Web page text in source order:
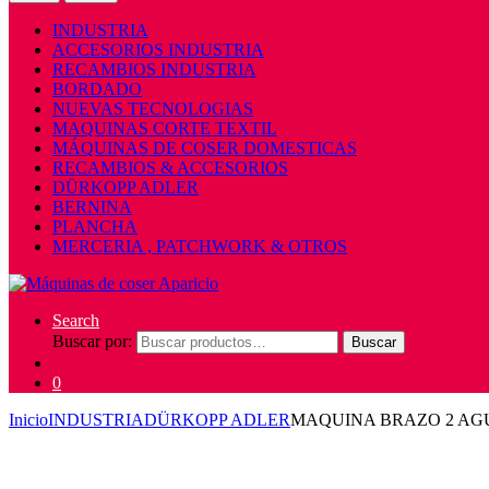
INDUSTRIA
ACCESORIOS INDUSTRIA
RECAMBIOS INDUSTRIA
BORDADO
NUEVAS TECNOLOGIAS
MAQUINAS CORTE TEXTIL
MÁQUINAS DE COSER DOMESTICAS
RECAMBIOS & ACCESORIOS
DÜRKOPP ADLER
BERNINA
PLANCHA
MERCERIA , PATCHWORK & OTROS
Search
Buscar por:
Buscar
0
InicioINDUSTRIADÜRKOPP ADLERMAQUINA BRAZO 2